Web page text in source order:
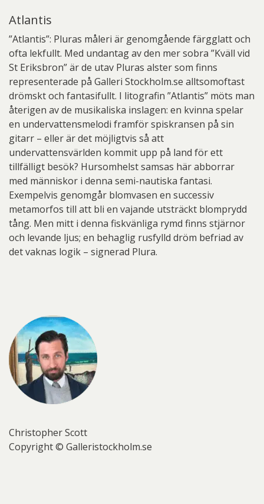
Atlantis
”Atlantis”: Pluras måleri är genomgående färgglatt och
ofta lekfullt. Med undantag av den mer sobra ”Kväll vid
St Eriksbron” är de utav Pluras alster som finns
representerade på Galleri Stockholm.se alltsomoftast
drömskt och fantasifullt. I litografin ”Atlantis” möts man
återigen av de musikaliska inslagen: en kvinna spelar
en undervattensmelodi framför spiskransen på sin
gitarr – eller är det möjligtvis så att
undervattensvärlden kommit upp på land för ett
tillfälligt besök? Hursomhelst samsas här abborrar
med människor i denna semi-nautiska fantasi.
Exempelvis genomgår blomvasen en successiv
metamorfos till att bli en vajande utsträckt blomprydd
tång. Men mitt i denna fiskvänliga rymd finns stjärnor
och levande ljus; en behaglig rusfylld dröm befriad av
det vaknas logik – signerad Plura.
Christopher Scott
Copyright © Galleristockholm.se